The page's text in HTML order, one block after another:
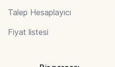
Talep Hesaplayıcı
Fiyat listesi